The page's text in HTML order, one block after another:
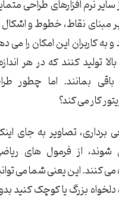
سایر نرم افزارهای طراحی
مبنای نقاط، خطوط و
به کاربران این امکان را می
تولید کنند که در هر
بمانند. اما چطور
کار می کند؟
برداری، تصاویر به جای
شوند، از فرمول های
می کنند. این یعنی شما می
دلخواه بزرگ یا کوچک کنید